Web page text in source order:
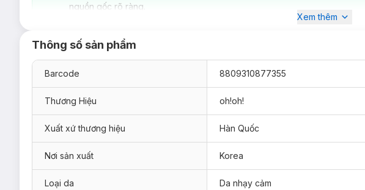
Loại da phù hợp:
Sản phẩm thích hợp cho mọi loại da.
nguồn gốc rõ ràng.
Xem thêm
Thông số sản phẩm
Barcode 8809310877355
Thương Hiệu oh!oh!
Xuất xứ thương hiệu Hàn Quốc
Nơi sản xuất Korea
Loại da Da nhạy cảm